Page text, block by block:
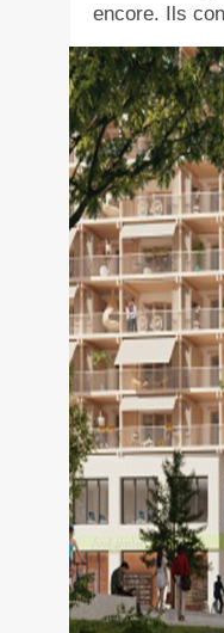
encore. Ils